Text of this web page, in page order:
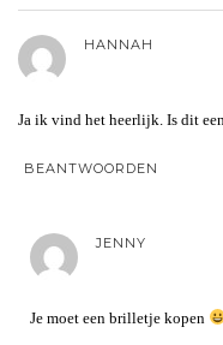
HANNAH
Ja ik vind het heerlijk. Is dit
BEANTWOORDEN
JENNY
Je moet een brilletje kopen